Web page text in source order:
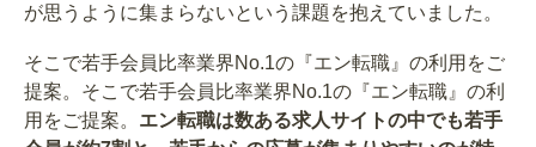
が思うように集まらないという課題を抱えていました。
そこで若手会員比率業界No.1の『エン転職』の利用をご
提案。そこで若手会員比率業界No.1の『エン転職』の利
用をご提案。 エン転職は数ある求人サイトの中でも若手